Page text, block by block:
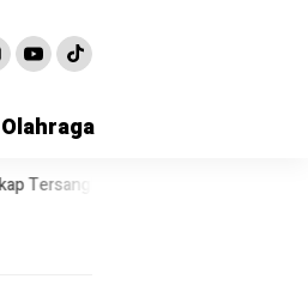
Olahraga
Selama 300 Hari Kerja, Polrestabes